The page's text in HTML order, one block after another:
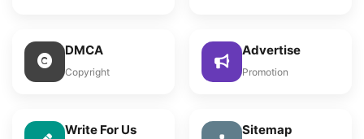
DMCA
Copyright
Advertise
Promotion
Write For Us Sitemap